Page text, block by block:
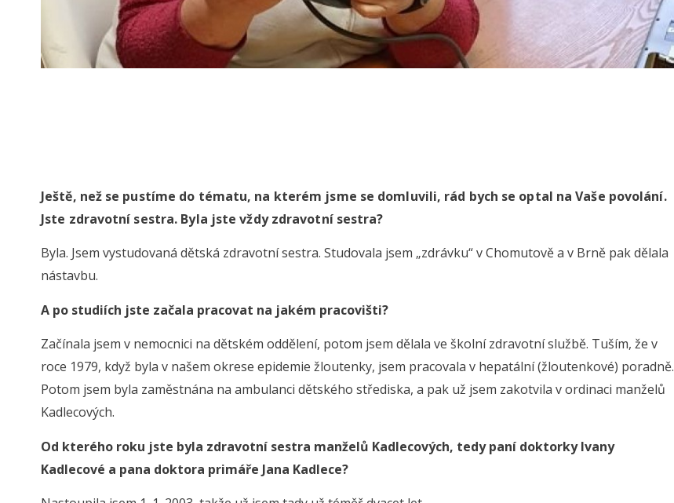
Ještě, než se pustíme do tématu, na kterém jsme se domluvili, rád bych se optal na Vaše povolání.
Jste zdravotní sestra. Byla jste vždy zdravotní sestra?
Byla. Jsem vystudovaná dětská zdravotní sestra. Studovala jsem „zdrávku“ v Chomutově a v Brně pak dělala
nástavbu.
A po studiích jste začala pracovat na jakém pracovišti?
Začínala jsem v nemocnici na dětském oddělení, potom jsem dělala ve školní zdravotní službě. Tuším, že v
roce 1979, když byla v našem okrese epidemie žloutenky, jsem pracovala v hepatální (žloutenkové) poradně.
Potom jsem byla zaměstnána na ambulanci dětského střediska, a pak už jsem zakotvila v ordinaci manželů
Kadlecových.
Od kterého roku jste byla zdravotní sestra manželů Kadlecových, tedy paní doktorky Ivany
Kadlecové a pana doktora primáře Jana Kadlece?